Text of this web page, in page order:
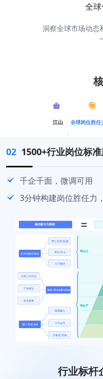
全
洞察全球市场动态
01 卓越企业成功之道
战略解码、组织目标
联动绩效，落地执行
02 1500+行业岗位标
千企千面，微调可用
3分钟构建岗位胜任力
03 人才盘点场景最全
行业最佳实践一键应用
独家：高管盘点、团
04 技能管理激发团队
岗位胜任度评估，挖掘
新业务团队搭建，精
江山 全球岗位胜任
行业标杆